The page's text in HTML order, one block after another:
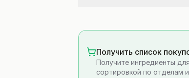
Получить список
Получите ингредиенты
сортировкой по отделам